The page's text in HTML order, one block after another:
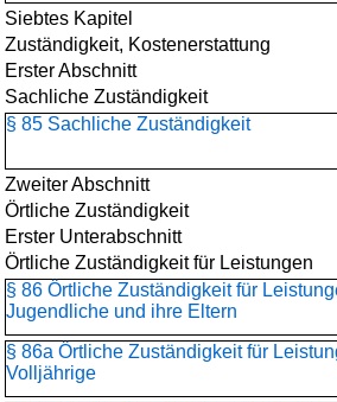
Siebtes Kapitel
Zuständigkeit, Kostenerstattung
Erster Abschnitt
Sachliche Zuständigkeit
§ 85 Sachliche Zuständigkeit
Zweiter Abschnitt
Örtliche Zuständigkeit
Erster Unterabschnitt
Örtliche Zuständigkeit für Leistungen
§ 86 Örtliche Zuständigkeit für
Jugendliche und ihre Eltern
§ 86a Örtliche Zuständigkeit für
Volljährige